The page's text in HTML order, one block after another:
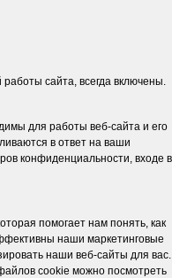
сайта, всегда включены.
для работы веб-сайта и его
в ответ на ваши
конфиденциальности, входе в
помогает нам понять, как
наши маркетинговые
наши веб-сайты для вас.
cookie можно посмотреть